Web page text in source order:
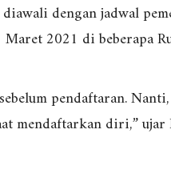
dengan jadwal
2021 di beberapa
pendaftaran.
mendaftarkan diri,”